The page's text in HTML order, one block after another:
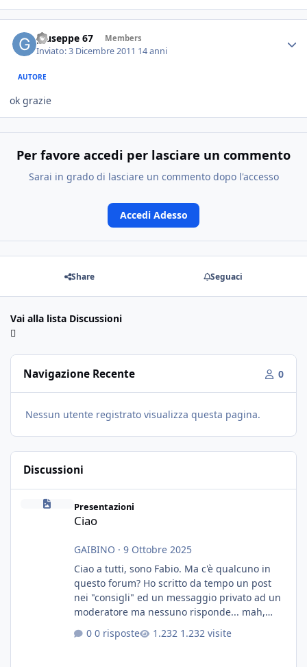
giuseppe 67 Members
Inviato:3 Dicembre 2011 14 anni
AUTORE
ok grazie
Per favore accedi per lasciare un commento
Sarai in grado di lasciare un commento dopo l'accesso
Accedi Adesso
Share Seguaci
Vai alla lista Discussioni
Navigazione Recente 0
Nessun utente registrato visualizza questa pagina.
Discussioni
Presentazioni
Ciao
GAIBINO · 9 Ottobre 2025
Ciao a tutti, sono Fabio. Ma c'è qualcuno in
questo forum? Ho scritto da tempo un post
nei "consigli" ed un messaggio privato ad un
moderatore ma nessuno risponde... mah,
0 risposte 1.232 visite